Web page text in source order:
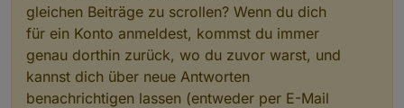
gleichen Beiträge zu scrollen? Wenn du dich
für ein Konto anmeldest, kommst du immer
genau dorthin zurück, wo du zuvor warst, und
kannst dich über neue Antworten
benachrichtigen lassen (entweder per E-Mail